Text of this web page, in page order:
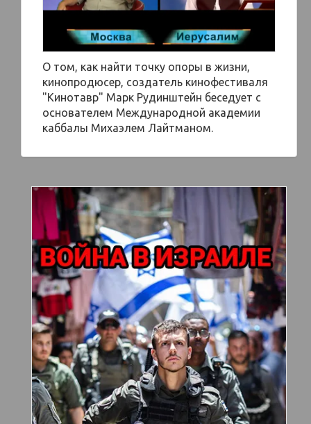
О том, как найти точку опоры в жизни,
кинопродюсер, создатель кинофестиваля
"Кинотавр" Марк Рудинштейн беседует с
основателем Международной академии
каббалы Михаэлем Лайтманом.